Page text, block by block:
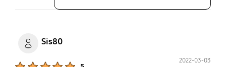
Sis80
2022-03-03